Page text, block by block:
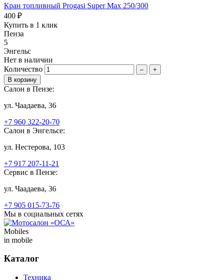
Кран топливный Progasi Super Max 250/300
400 ₽
Купить в 1 клик
Пенза
5
Энгельс
Нет в наличии
Количество
– +
Салон в Пензе:
ул. Чаадаева, 36
+7 960 322-20-70
Салон в Энгельсе:
ул. Нестерова, 103
+7 917 207-11-21
Сервис в Пензе:
ул. Чаадаева, 36
+7 905 015-73-76
Мы в социальных сетях
Mobiles
in mobile
Каталог
Техника